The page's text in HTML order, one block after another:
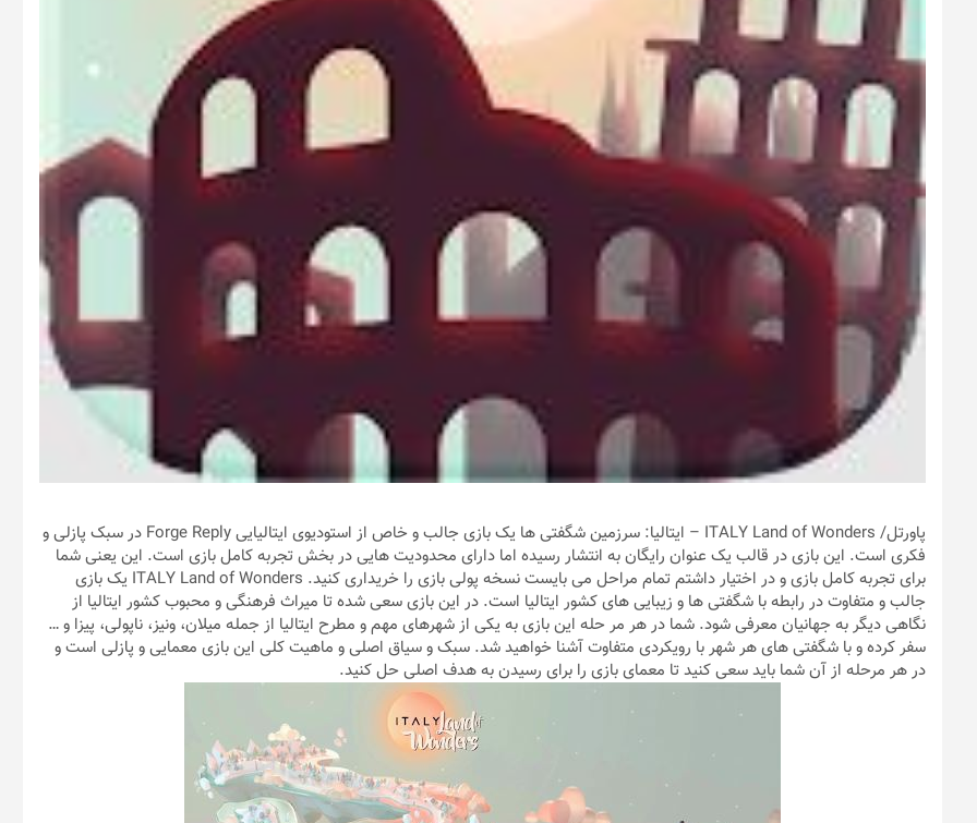
پاورتل
/ ITALY Land of Wonders – ایتالیا: سرزمین شگفتی ها یک بازی جالب و خاص از استودیوی ایتالیایی Forge Reply در سبک پازلی و
فکری است. این بازی در قالب یک عنوان رایگان به انتشار رسیده اما دارای محدودیت هایی در بخش تجربه کامل بازی است. این یعنی شما
برای تجربه کامل بازی و در اختیار داشتم تمام مراحل می بایست نسخه پولی بازی را خریداری کنید. ITALY Land of Wonders یک بازی
جالب و متفاوت در رابطه با شگفتی ها و زیبایی های کشور ایتالیا است. در این بازی سعی شده تا میراث فرهنگی و محبوب کشور ایتالیا از
نگاهی دیگر به جهانیان معرفی شود. شما در هر مر حله این بازی به یکی از شهرهای مهم و مطرح ایتالیا از جمله میلان، ونیز، ناپولی، پیزا و …
سفر کرده و با شگفتی های هر شهر با رویکردی متفاوت آشنا خواهید شد. سبک و سیاق اصلی و ماهیت کلی این بازی معمایی و پازلی است و
در هر مرحله از آن شما باید سعی کنید تا معمای بازی را برای رسیدن به هدف اصلی حل کنید.